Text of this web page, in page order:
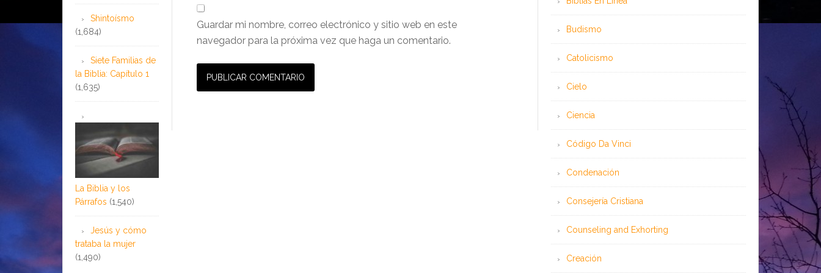
Guardar mi nombre, correo electrónico y sitio web en este
navegador para la próxima vez que haga un comentario.
Budismo
Catolicismo
Cielo
Ciencia
Código Da Vinci
Condenación
Consejería Cristiana
Counseling and Exhorting
Creación
Shintoísmo
(1,684)
Siete Familias de
la Biblia: Capítulo 1
(1,635)
La Biblia y los
Párrafos (1,540)
Jesús y cómo
trataba la mujer
(1,490)